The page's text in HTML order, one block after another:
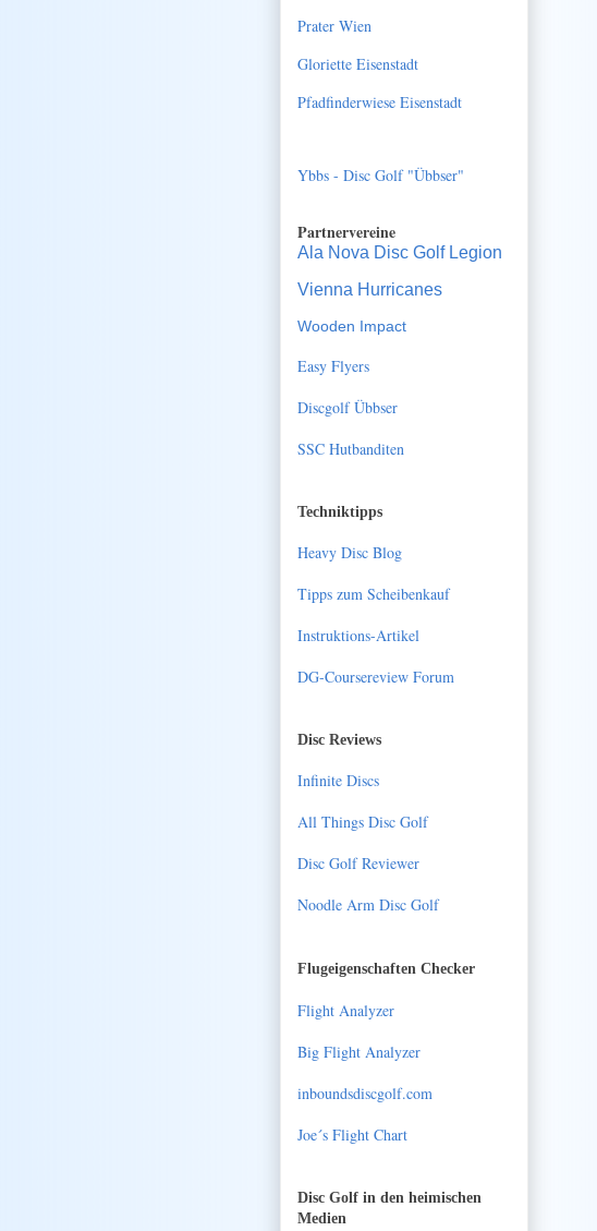
Prater Wien
Gloriette Eisenstadt
Pfadfinderwiese Eisenstadt
Ybbs - Disc Golf "Übbser"
Partnervereine
Ala Nova Disc Golf Legion
Vienna Hurricanes
Wooden Impact
Easy Flyers
Discgolf Übbser
SSC Hutbanditen
Techniktipps
Heavy Disc Blog
Tipps zum Scheibenkauf
Instruktions-Artikel
DG-Coursereview Forum
Disc Reviews
Infinite Discs
All Things Disc Golf
Disc Golf Reviewer
Noodle Arm Disc Golf
Flugeigenschaften Checker
Flight Analyzer
Big Flight Analyzer
inboundsdiscgolf.com
Joe´s Flight Chart
Disc Golf in den heimischen
Medien